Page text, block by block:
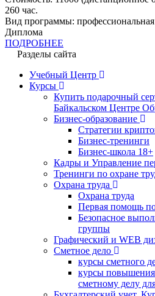
260 час.
Вид программы:
Диплома
ПОДРОБНЕЕ
Разделы сайта
Учебный Центр
Курсы
Купить подарочный
Байкальском Центре
Бизнес-образование
Стратегии
Бизнес-тренинги
Бизнес-школа 18+
Кадры и Управление
Тренинги по охране
Охрана труда
Охрана труда
Первая помощь
Безопасное
группы
Графический и WEB
Сметное дело
курсы сметного
курсы
сметному делу